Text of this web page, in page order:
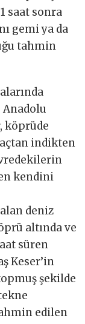
saat sonra
gemi ya da
tahmin
köprüde
indikten
kendini
deniz
altında ve
süren
Keser’in
şekilde
edilen